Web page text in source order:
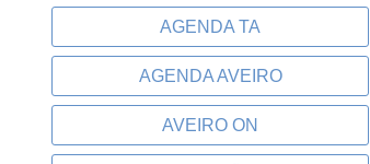
AGENDA TA
AGENDA AVEIRO
AVEIRO ON